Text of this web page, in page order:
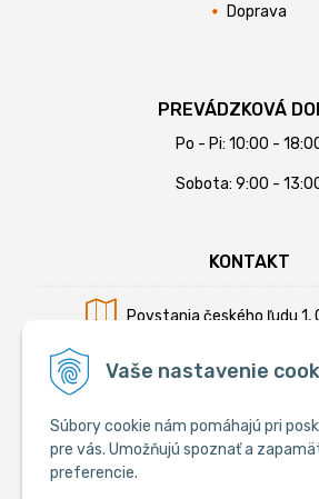
Vaše nastavenie
Súbory cookie nám pomáhajú pri
pre vás. Umožňujú spoznať a
preferencie.
Doprava
PREVÁDZKOVÁ
Po - Pi: 10:00 -
Sobota: 9:00 -
KONTAKT
Povstania českého ľudu 1,
Mobil:+421 902
E-mail: